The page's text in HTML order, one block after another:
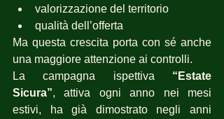
valorizzazione del territorio
qualità dell’offerta
Ma questa crescita porta con sé anche
una maggiore attenzione ai controlli.
La campagna ispettiva “Estate
Sicura”, attiva ogni anno nei mesi
estivi, ha già dimostrato negli anni